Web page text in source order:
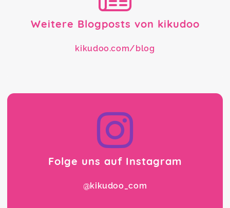
Weitere Blogposts von kikudoo
kikudoo.com/blog
Folge uns auf Instagram
@kikudoo_com